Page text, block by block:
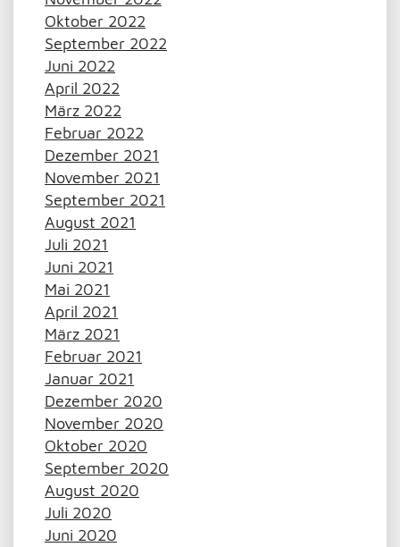
Oktober 2022
September 2022
Juni 2022
April 2022
März 2022
Februar 2022
Dezember 2021
November 2021
September 2021
August 2021
Juli 2021
Juni 2021
Mai 2021
April 2021
März 2021
Februar 2021
Januar 2021
Dezember 2020
November 2020
Oktober 2020
September 2020
August 2020
Juli 2020
Juni 2020